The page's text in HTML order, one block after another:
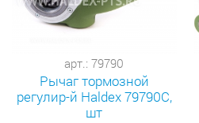
арт.: 79790
Рычаг тормозной
регулир-й Haldex 79790С,
шт